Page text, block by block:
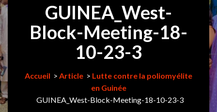
GUINEA_West-
Block-Meeting-18-
10-23-3
Accueil > Article > Lutte contre la poliomyélite
en Guinée
GUINEA_West-Block-Meeting-18-10-23-3